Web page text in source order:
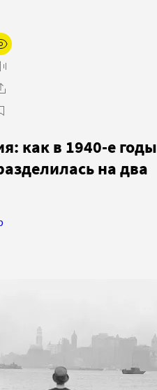
как в 1940-е годы
на два